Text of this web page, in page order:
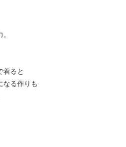
着ると
なる作りも